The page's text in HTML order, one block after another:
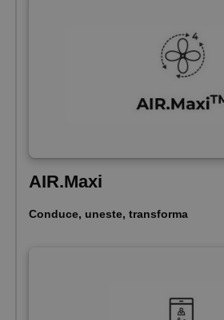
AIR.Maxi
Conduce, uneste, transforma